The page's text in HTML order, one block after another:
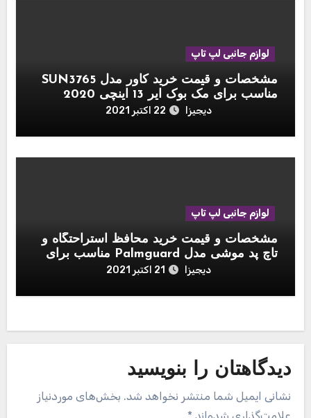
لوازم جانبی لپ تاپ
مشخصات و قیمت خرید کاور مدل SUN3765
مناسب برای مک بوک ایر 13 اینچی 2020
دیجیزا 22 اکتبر 2021
لوازم جانبی لپ تاپ
مشخصات و قیمت خرید محافظ استراحتگاه و
تاچ پد موشی مدل Palmguard مناسب برای
دیجیزا 21 اکتبر 2021
دیدگاهتان را بنویسید
نشانی ایمیل شما منتشر نخواهد شد. بخش‌های موردنیاز